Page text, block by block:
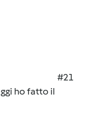
#21
ho fatto il